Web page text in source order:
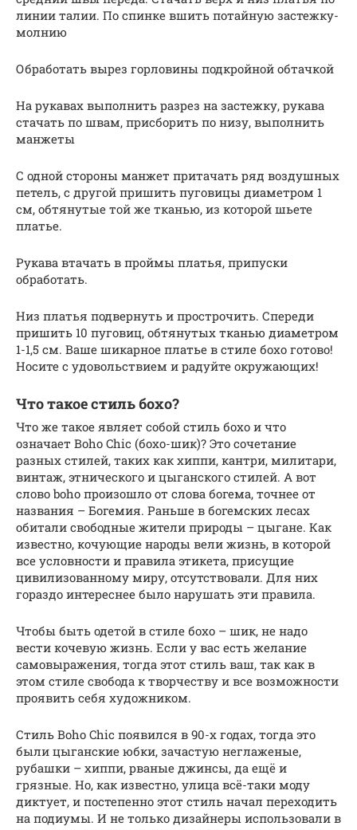
линии талии. По спинке вшить потайную застежку-
молнию
Обработать вырез горловины подкройной обтачкой
На рукавах выполнить разрез на застежку, рукава
стачать по швам, присборить по низу, выполнить
манжеты
С одной стороны манжет притачать ряд воздушных
петель, с другой пришить пуговицы диаметром 1
см, обтянутые той же тканью, из которой шьете
платье.
Рукава втачать в проймы платья, припуски
обработать.
Низ платья подвернуть и прострочить. Спереди
пришить 10 пуговиц, обтянутых тканью диаметром
1-1,5 см. Ваше шикарное платье в стиле бохо готово!
Носите с удовольствием и радуйте окружающих!
Что такое стиль бохо?
Что же такое являет собой стиль бохо и что
означает Boho Chic (бохо-шик)? Это сочетание
разных стилей, таких как хиппи, кантри, милитари,
винтаж, этнического и цыганского стилей. А вот
слово boho произошло от слова богема, точнее от
названия – Богемия. Раньше в богемских лесах
обитали свободные жители природы – цыгане. Как
известно, кочующие народы вели жизнь, в которой
все условности и правила этикета, присущие
цивилизованному миру, отсутствовали. Для них
гораздо интереснее было нарушать эти правила.
Чтобы быть одетой в стиле бохо – шик, не надо
вести кочевую жизнь. Если у вас есть желание
самовыражения, тогда этот стиль ваш, так как в
этом стиле свобода к творчеству и все возможности
проявить себя художником.
Стиль Boho Chic появился в 90-х годах, тогда это
были цыганские юбки, зачастую неглаженые,
рубашки – хиппи, рваные джинсы, да ещё и
грязные. Но, как известно, улица всё-таки моду
диктует, и постепенно этот стиль начал переходить
на подиумы. И не только дизайнеры использовали в